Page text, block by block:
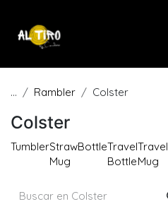
... Rambler Colster
Colster
TumblerStraw
Mug
BottleTravel
Bottle
Travel
Mug